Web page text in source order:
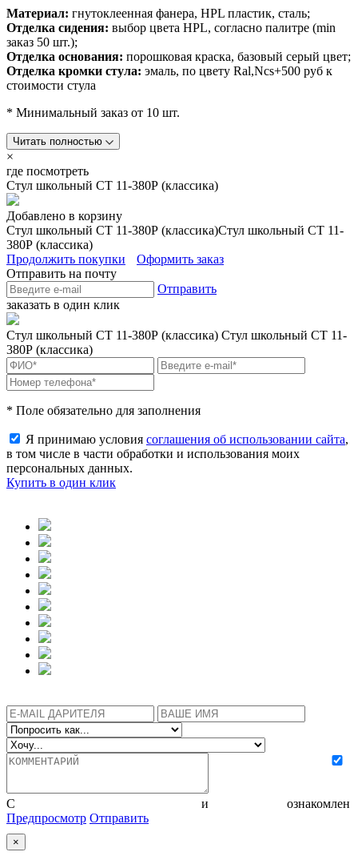
Материал: гнутоклеенная фанера, HPL пластик, сталь;
Отделка сидения: выбор цвета HPL, согласно палитре (min
заказ 50 шт.);
Отделка основания: порошковая краска, базовый серый цвет;
Отделка кромки стула: эмаль, по цвету Ral,Ncs+500 руб к
стоимости стула
* Минимальный заказ от 10 шт.
Читать полностью
×
где посмотреть
Стул школьный СТ 11-380Р (классика)
Добавлено в корзину
Стул школьный СТ 11-380Р (классика)Стул школьный СТ 11-
380Р (классика)
Продолжить покупки
Оформить заказ
Отправить на почту
Отправить
заказать в один клик
Стул школьный СТ 11-380Р (классика) Стул школьный СТ 11-
380Р (классика)
* Поле обязательно для заполнения
Я принимаю условия соглашения об использовании сайта,
в том числе в части обработки и использования моих
персональных данных.
Купить в один клик
С и
ознакомлен
Предпросмотр Отправить
×